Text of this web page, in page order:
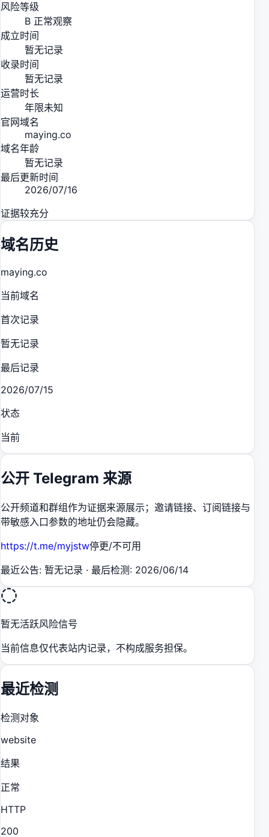
风险等级
B 正常观察
成立时间
暂无记录
收录时间
暂无记录
运营时长
年限未知
官网域名
maying.co
域名年龄
暂无记录
最后更新时间
2026/07/16
证据较充分
域名历史
maying.co
当前域名
首次记录
暂无记录
最后记录
2026/07/15
状态
当前
公开 Telegram 来源
公开频道和群组作为证据来源展示；邀请链接、订阅链接与
带敏感入口参数的地址仍会隐藏。
https://t.me/myjstw停更/不可用
最近公告: 暂无记录 · 最后检测: 2026/06/14
暂无活跃风险信号
当前信息仅代表站内记录，不构成服务担保。
最近检测
检测对象
website
结果
正常
HTTP
200